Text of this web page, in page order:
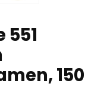
551
150